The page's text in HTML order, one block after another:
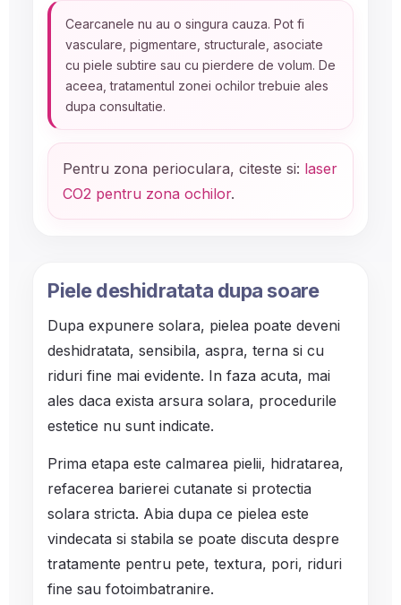
Cearcanele nu au o singura cauza. Pot fi
vasculare, pigmentare, structurale, asociate
cu piele subtire sau cu pierdere de volum. De
aceea, tratamentul zonei ochilor trebuie ales
dupa consultatie.
Pentru zona perioculara, citeste si: laser
CO2 pentru zona ochilor.
Piele deshidratata dupa soare
Dupa expunere solara, pielea poate deveni
deshidratata, sensibila, aspra, terna si cu
riduri fine mai evidente. In faza acuta, mai
ales daca exista arsura solara, procedurile
estetice nu sunt indicate.
Prima etapa este calmarea pielii, hidratarea,
refacerea barierei cutanate si protectia
solara stricta. Abia dupa ce pielea este
vindecata si stabila se poate discuta despre
tratamente pentru pete, textura, pori, riduri
fine sau fotoimbatranire.